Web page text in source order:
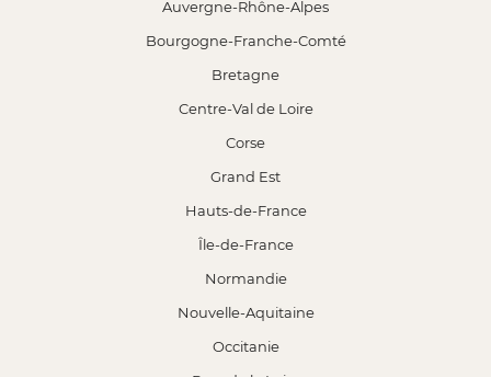
Auvergne-Rhône-Alpes
Bourgogne-Franche-Comté
Bretagne
Centre-Val de Loire
Corse
Grand Est
Hauts-de-France
Île-de-France
Normandie
Nouvelle-Aquitaine
Occitanie